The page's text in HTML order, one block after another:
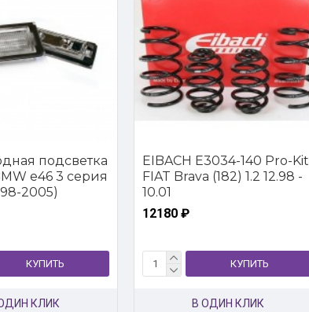
подсветка
e46 3 серия
2005)
КУПИТЬ
КЛИК
EIBACH E3034-140 Pro-Kit
FIAT Brava (182) 1.2 12.98 -
10.01
12180 ₽
КУПИТЬ
В ОДИН КЛИК